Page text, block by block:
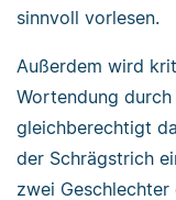
sinnvoll vorlesen.
Außerdem wird
Wortendung
gleichberechtigt
der Schrägstrich
zwei